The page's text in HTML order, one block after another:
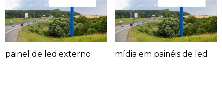
painel de led externo mídia em painéis de led